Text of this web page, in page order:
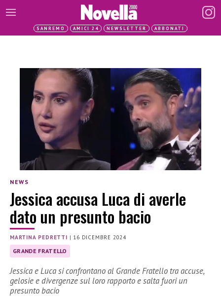
SANREMO AMICI 24 NEWSLETTER ABBONATI
NEWS
Jessica accusa Luca di averle
dato un presunto bacio
MARTINA PEDRETTI | 16 DICEMBRE 2024
GRANDE FRATELLO
Jessica e Luca si confrontano al Grande Fratello tra accuse,
gelosie e divergenze sul loro rapporto e salta fuori un
presunto bacio